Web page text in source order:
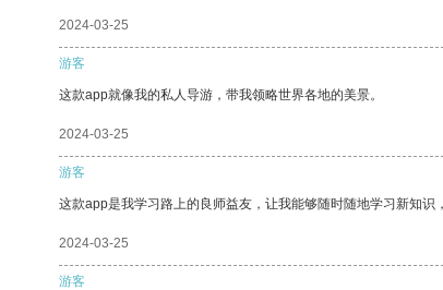
2024-03-25
游客
这款app就像我的私人导游，带我领略世界各地的美景。
2024-03-25
游客
这款app是我学习路上的良师益友，让我能够随时随地学习新知识
2024-03-25
游客